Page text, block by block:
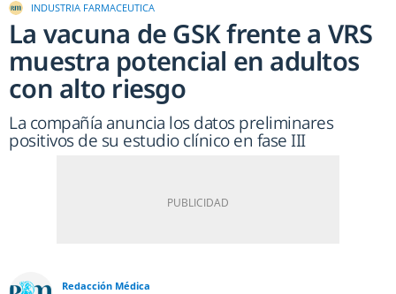
INDUSTRIA FARMACEUTICA
La vacuna de GSK frente a VRS
muestra potencial en adultos
con alto riesgo
La compañía anuncia los datos preliminares
positivos de su estudio clínico en fase III
Redacción Médica